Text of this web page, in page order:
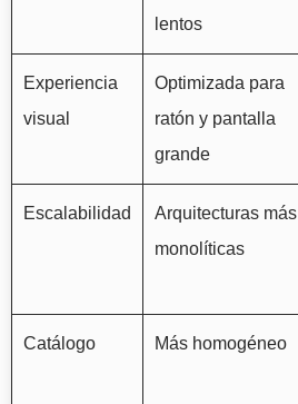
lentos
Experiencia
visual
Optimizada para
ratón y pantalla
grande
Escalabilidad
Arquitecturas más
monolíticas
Catálogo Más homogéneo